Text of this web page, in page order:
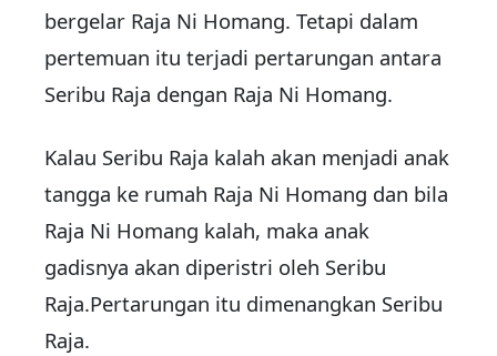
bergelar Raja Ni Homang. Tetapi dalam
pertemuan itu terjadi pertarungan antara
Seribu Raja dengan Raja Ni Homang.
Kalau Seribu Raja kalah akan menjadi anak
tangga ke rumah Raja Ni Homang dan bila
Raja Ni Homang kalah, maka anak
gadisnya akan diperistri oleh Seribu
Raja.Pertarungan itu dimenangkan Seribu
Raja.